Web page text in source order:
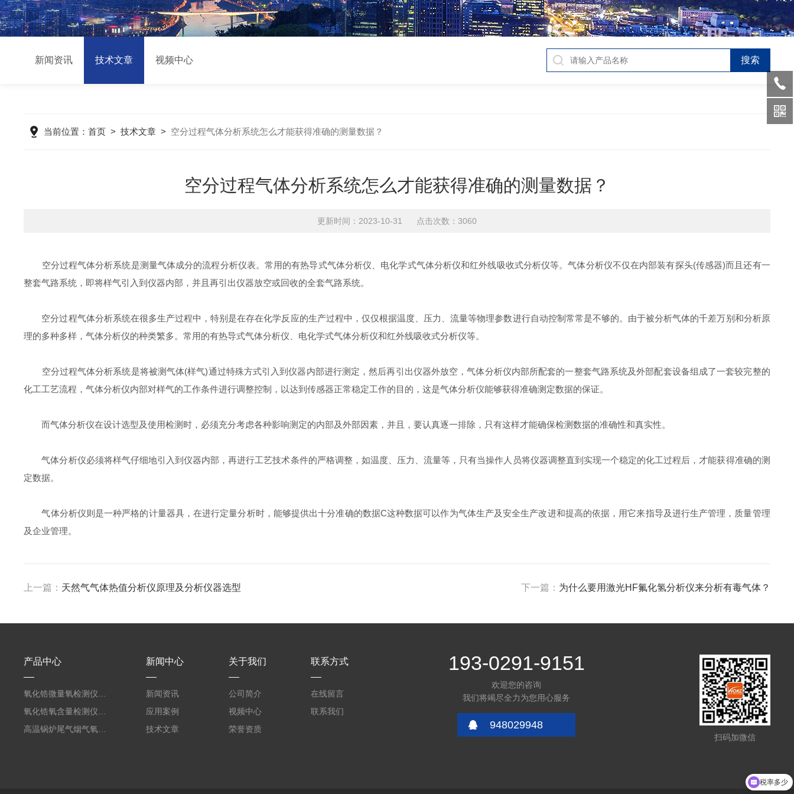
新闻资讯 技术文章 视频中心
当前位置：首页 >技术文章 > 空分过程气体分析系统怎么才能获得准确的测量数据？
空分过程气体分析系统怎么才能获得准确的测量数据？
更新时间：2023-10-31 点击次数：3060
空分过程气体分析系统是测量气体成分的流程分析仪表。常用的有热导式气体分析仪、电化学式气体分析仪和红外线吸收式分析仪等。气体分析仪不仅在内部装有探头(传感器)而且还有一
整套气路系统，即将样气引入到仪器内部，并且再引出仪器放空或回收的全套气路系统。
空分过程气体分析系统在很多生产过程中，特别是在存在化学反应的生产过程中，仅仅根据温度、压力、流量等物理参数进行自动控制常常是不够的。由于被分析气体的千差万别和分析原
理的多种多样，气体分析仪的种类繁多。常用的有热导式气体分析仪、电化学式气体分析仪和红外线吸收式分析仪等。
空分过程气体分析系统是将被测气体(样气)通过特殊方式引入到仪器内部进行测定，然后再引出仪器外放空，气体分析仪内部所配套的一整套气路系统及外部配套设备组成了一套较完整的
化工工艺流程，气体分析仪内部对样气的工作条件进行调整控制，以达到传感器正常稳定工作的目的，这是气体分析仪能够获得准确测定数据的保证。
而气体分析仪在设计选型及使用检测时，必须充分考虑各种影响测定的内部及外部因素，并且，要认真逐一排除，只有这样才能确保检测数据的准确性和真实性。
气体分析仪必须将样气仔细地引入到仪器内部，再进行工艺技术条件的严格调整，如温度、压力、流量等，只有当操作人员将仪器调整直到实现一个稳定的化工过程后，才能获得准确的测
定数据。
气体分析仪则是一种严格的计量器具，在进行定量分析时，能够提供出十分准确的数据C这种数据可以作为气体生产及安全生产改进和提高的依据，用它来指导及进行生产管理，质量管理
及企业管理。
上一篇： 天然气气体热值分析仪原理及分析仪器选型 下一篇： 为什么要用激光HF氟化氢分析仪来分析有毒气体？
产品中心 新闻中心
新闻资讯
应用案例
技术文章
关于我们
公司简介
视频中心
荣誉资质
联系方式
在线留言
联系我们
193-0291-9151
欢迎您的咨询
我们将竭尽全力为您用心服务
948029948
扫码加微信
税率多少